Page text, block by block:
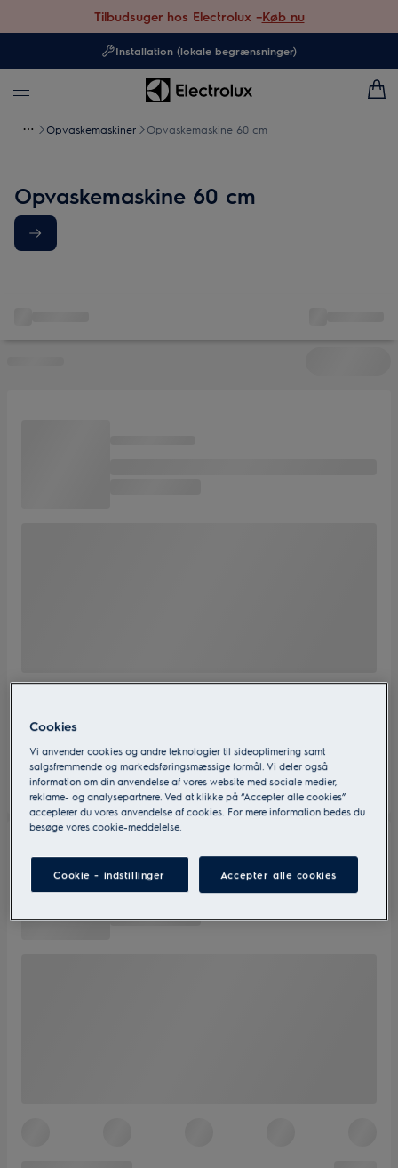
Tilbudsuger hos Electrolux –Køb nu
Installation (lokale begrænsninger)
Opvaskemaskiner Opvaskemaskine 60 cm
Opvaskemaskine 60 cm
Cookies
Vi anvender cookies og andre teknologier til sideoptimering samt
salgsfremmende og markedsføringsmæssige formål. Vi deler også
information om din anvendelse af vores website med sociale medier,
reklame- og analysepartnere. Ved at klikke på “Accepter alle cookies”
accepterer du vores anvendelse af cookies. For mere information bedes du
besøge vores cookie-meddelelse.
Cookie - indstillinger Accepter alle cookies